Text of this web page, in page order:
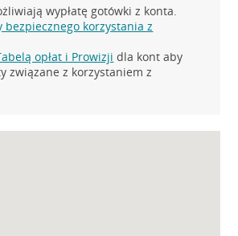
wypłatę gotówki z konta.
bezpiecznego korzystania z
opłat i Prowizji dla kont aby
związane z korzystaniem z